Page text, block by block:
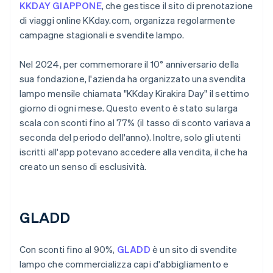
KKDAY GIAPPONE, che gestisce il sito di prenotazione
di viaggi online KKday.com, organizza regolarmente
campagne stagionali e svendite lampo.
Nel 2024, per commemorare il 10° anniversario della
sua fondazione, l'azienda ha organizzato una svendita
lampo mensile chiamata "KKday Kirakira Day" il settimo
giorno di ogni mese. Questo evento è stato su larga
scala con sconti fino al 77% (il tasso di sconto variava a
seconda del periodo dell'anno). Inoltre, solo gli utenti
iscritti all'app potevano accedere alla vendita, il che ha
creato un senso di esclusività.
GLADD
Con sconti fino al 90%, GLADD è un sito di svendite
lampo che commercializza capi d'abbigliamento e